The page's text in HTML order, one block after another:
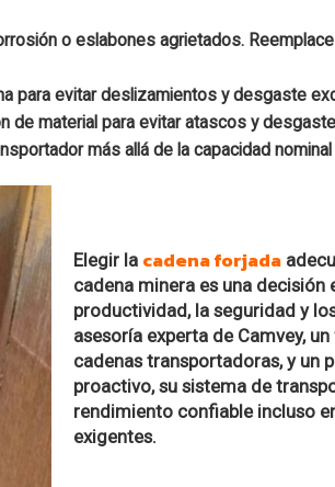
o eslabones agrietados.
para evitar deslizamientos y desgaste
de material para evitar atascos y
más allá de la capacidad
Elegir la cadena forjada
cadena minera es una
productividad, la seguridad y
asesoría experta de Camvey,
cadenas transportadoras, y un
proactivo, su sistema de
rendimiento confiable incluso
exigentes.